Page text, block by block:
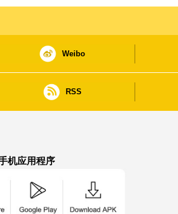
Weibo
RSS
机应用程序